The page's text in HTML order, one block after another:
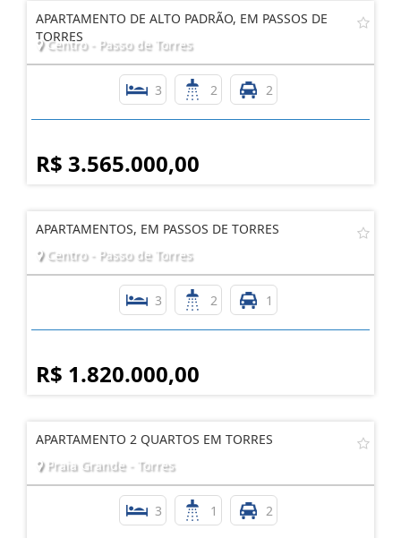
APARTAMENTO DE ALTO PADRÃO, EM PASSOS DE
TORRES
Centro - Passo de Torres
3 2 2
R$ 3.565.000,00
APARTAMENTOS, EM PASSOS DE TORRES
Centro - Passo de Torres
3 2 1
R$ 1.820.000,00
APARTAMENTO 2 QUARTOS EM TORRES
Praia Grande - Torres
3 1 2